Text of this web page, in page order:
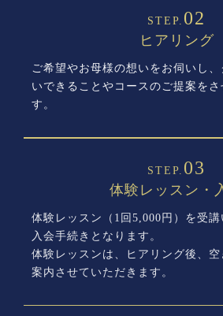
STEP. 02
ヒアリング
ご希望やお母様の想いをお伺いし
いできることやコースのご提案をさ
す。
STEP. 03
体験レッスン・
体験レッスン（1回5,000円）を受
入会手続きとなります。
体験レッスンは、ヒアリング後、
案内させていただきます。